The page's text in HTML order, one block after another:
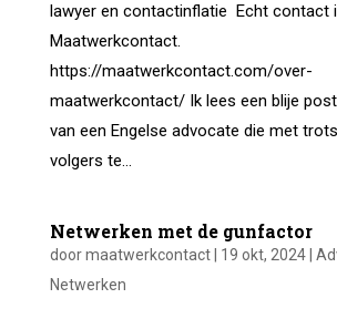
lawyer en contactinflatie Echt contact
Maatwerkcontact.
https://maatwerkcontact.com/over-
maatwerkcontact/ Ik lees een blije
van een Engelse advocate die met
volgers te...
Netwerken met de gunfactor
doormaatwerkcontact| 19 okt, 2024|
Netwerken